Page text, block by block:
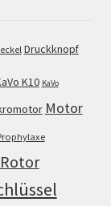
Druckknopf
K10 KaVo
Motor
Rotor